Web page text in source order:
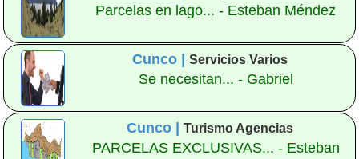
Parcelas en lago... - Esteban Méndez
Cunco | Servicios Varios
Se necesitan... - Gabriel
Cunco | Turismo Agencias
PARCELAS EXCLUSIVAS... - Esteban